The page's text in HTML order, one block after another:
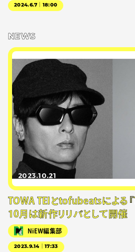
2024.6.7｜18:00
NEWS
2023.10.21
TOWA TEIとtofubeatsによる『
10月は新作リリパとして開催
NiEW編集部
2023.9.14｜17:33